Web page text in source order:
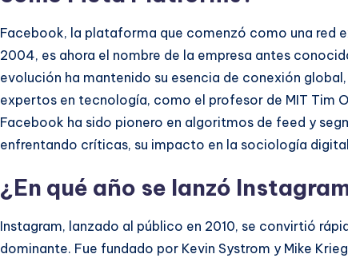
Facebook, la plataforma que comenzó como una red
2004, es ahora el nombre de la empresa antes
evolución ha mantenido su esencia de conexión
expertos en tecnología, como el profesor de MIT Tim
Facebook ha sido pionero en algoritmos de feed y
enfrentando críticas, su impacto en la sociología
¿En qué año se lanzó
Instagram, lanzado al público en 2010, se convirtió
dominante. Fue fundado por Kevin Systrom y Mike